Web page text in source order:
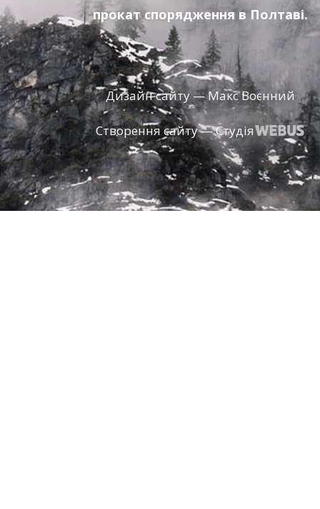
прокат спорядження в Полтаві.
Дизайн сайту — Макс Воєнний
Створення сайту — Студія